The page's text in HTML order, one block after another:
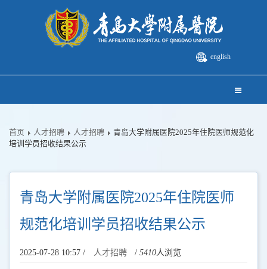
english
首页 人才招聘 人才招聘
青岛大学附属医院2025年住院医师规范化
培训学员招收结果公示
青岛大学附属医院2025年住院医师
规范化培训学员招收结果公示
2025-07-28 10:57 / 人才招聘 / 5410人浏览